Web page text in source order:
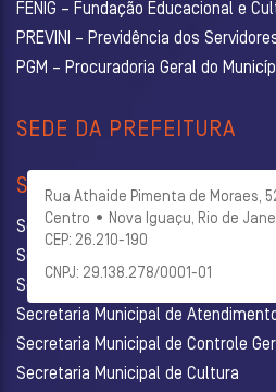
FENIG – Fundação Educacional e
PREVINI – Previdência dos
PGM – Procuradoria Geral do
SEDE DA PREFEITURA
Rua Athaide Pimenta de Moraes,
Centro • Nova Iguaçu, Rio de
CEP: 26.210-190
CNPJ: 29.138.278/0001-01
SECRETARIAS
Secretaria Municipal de
Secretaria Municipal de Agricultura
Secretaria Municipal de Assistência
Secretaria Municipal de
Secretaria Municipal de Controle
Secretaria Municipal de Cultura